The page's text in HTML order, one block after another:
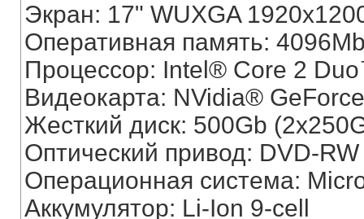
Экран: 17" WUXGA
Оперативная память:
Процессор: Intel® Core 2
Видеокарта: NVidia®
Жесткий диск: 500Gb
Оптический привод: DVD-
Операционная система:
Аккумулятор: Li-Ion 9-cell